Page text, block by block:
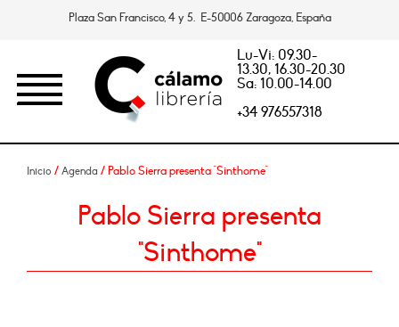
Plaza San Francisco, 4 y 5. E-50006 Zaragoza, España
Lu-Vi: 09.30-
13.30, 16.30-20.30
Sa: 10.00-14.00
+34 976557318
Inicio / Agenda / Pablo Sierra presenta "Sinthome"
Pablo Sierra presenta
"Sinthome"